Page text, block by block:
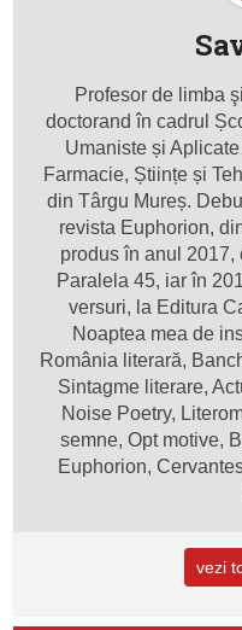
Profesor de limba
doctorand în cadrul
Umaniste și
Farmacie, Științe și
din Târgu Mureș.
revista Euphorion,
produs în anul 2017,
Paralela 45, iar în
versuri, la Editura
Noaptea mea de
România literară,
Sintagme literare,
Noise Poetry,
semne, Opt motive,
Euphorion,
vezi